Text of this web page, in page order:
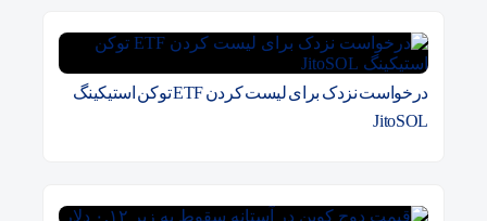
درخواست نزدک برای لیست کردن ETF توکن استیکینگ
JitoSOL